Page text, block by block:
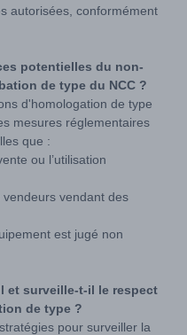
autorisées, conformément
potentielles du non-
de type du NCC ?
d'homologation de type
mesures réglementaires
que :
ou l’utilisation
vendeurs vendant des
est jugé non
et surveille-t-il le respect
de type ?
pour surveiller la